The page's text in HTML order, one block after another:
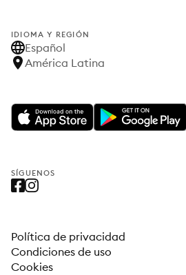
IDIOMA Y REGIÓN
Español
América Latina
SÍGUENOS
Política de privacidad
Condiciones de uso
Cookies